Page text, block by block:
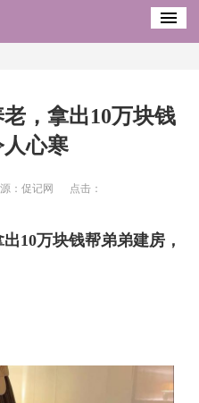
，拿出10万块钱
心寒
：促记网 点击：
10万块钱帮弟弟建房，